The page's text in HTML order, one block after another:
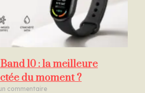
10 : la meilleure
du moment ?
commentaire